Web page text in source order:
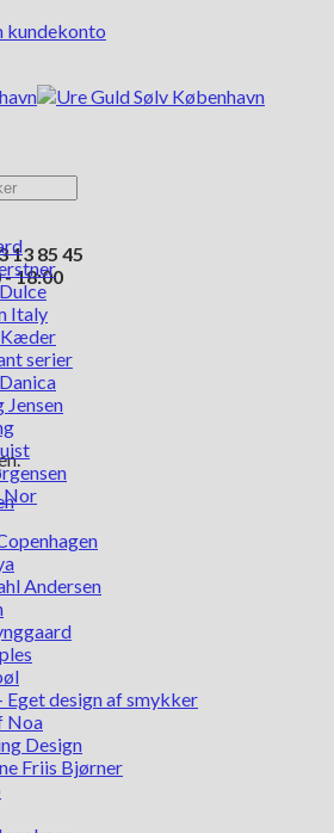
kundekonto
13 85 45
18:00
Italy
serier
Jensen
Nor
Andersen
Eget design af smykker
Noa
Design
Friis Bjørner